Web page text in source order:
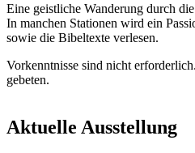
Eine geistliche Wanderung durch
In manchen Stationen wird ein
sowie die Bibeltexte verlesen.
Vorkenntnisse sind nicht
gebeten.
Aktuelle Ausstellung